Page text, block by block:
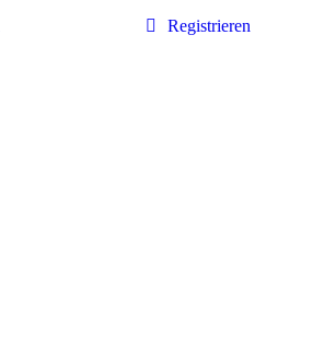
Registrieren